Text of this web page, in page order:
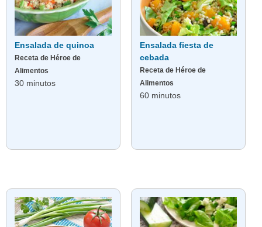
Ensalada de quinoa
Receta de Héroe de
Alimentos
30 minutos
Ensalada fiesta de
cebada
Receta de Héroe de
Alimentos
60 minutos